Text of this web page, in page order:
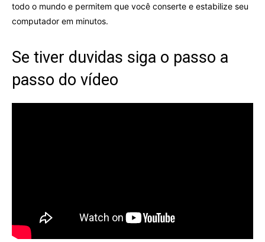
todo o mundo e permitem que você conserte e estabilize seu
computador em minutos.
Se tiver duvidas siga o passo a
passo do vídeo